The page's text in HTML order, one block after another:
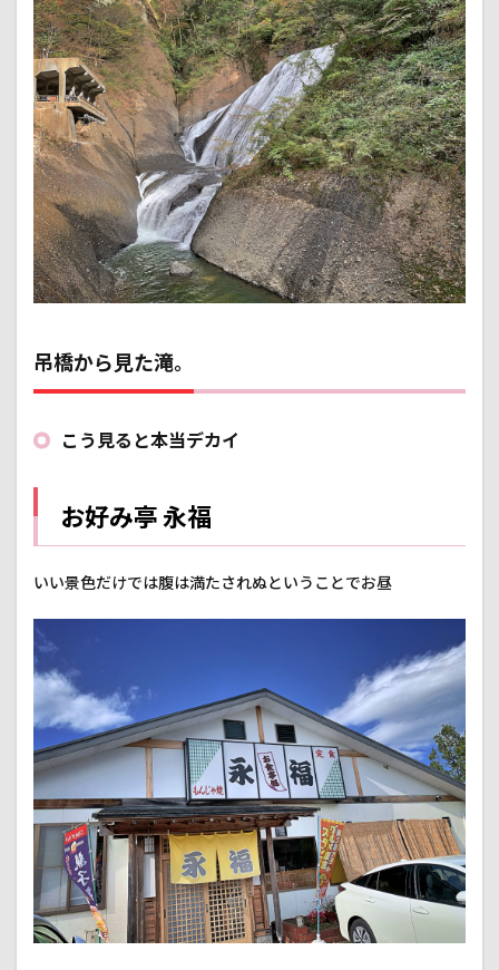
吊橋から見た滝。
こう見ると本当デカイ
お好み亭 永福
いい景色だけでは腹は満たされぬということでお昼